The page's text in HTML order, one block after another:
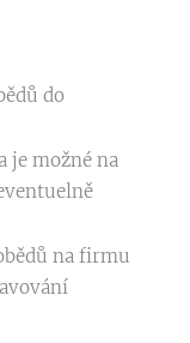
do
je možné na
na firmu